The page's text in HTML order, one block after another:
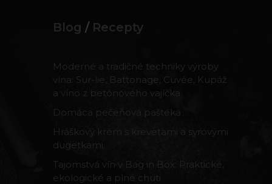
Blog / Recepty
Moderné a tradičné techniky výroby
vína: Sur-lie, Battonage, Cuvée, Kupáž
a víno z betónového vajíčka
Domáca pečeňová paštéka
Hráškový krém s krevetami a syrovými
dugetkami
Tajomstvá vín v Bag in Box: Praktické,
ekologické a plné chuti